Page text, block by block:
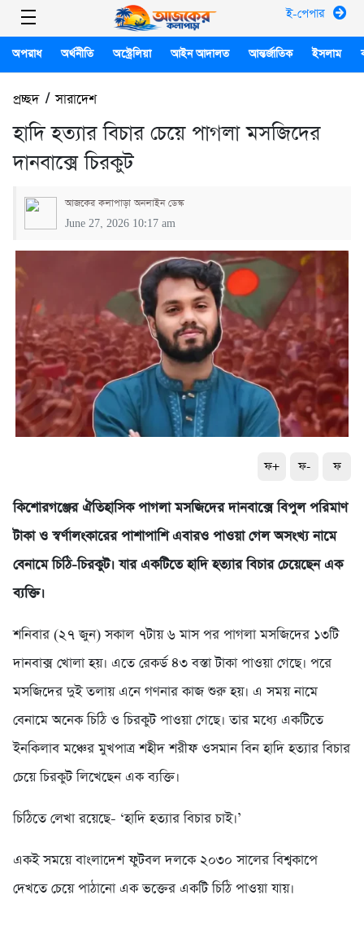
ই-পেপার
অপরাধ অর্থনীতি অস্ট্রেলিয়া আইন আদালত আন্তর্জাতিক ইসলাম
প্রচ্ছদ/সারাদেশ
হাদি হত্যার বিচার চেয়ে পাগলা মসজিদের
দানবাক্সে চিরকুট
আজকের কলাপাড়া অনলাইন ডেস্ক
June 27, 2026 10:17 am
ফ+ ফ- ফ
কিশোরগঞ্জের ঐতিহাসিক পাগলা মসজিদের দানবাক্সে বিপুল পরিমাণ
টাকা ও স্বর্ণালংকারের পাশাপাশি এবারও পাওয়া গেল অসংখ্য নামে
বেনামে চিঠি-চিরকুট। যার একটিতে হাদি হত্যার বিচার চেয়েছেন এক
ব্যক্তি।
শনিবার (২৭ জুন) সকাল ৭টায় ৬ মাস পর পাগলা মসজিদের ১৩টি
দানবাক্স খোলা হয়। এতে রেকর্ড ৪৩ বস্তা টাকা পাওয়া গেছে। পরে
মসজিদের দুই তলায় এনে গণনার কাজ শুরু হয়। এ সময় নামে
বেনামে অনেক চিঠি ও চিরকুট পাওয়া গেছে। তার মধ্যে একটিতে
ইনকিলাব মঞ্চের মুখপাত্র শহীদ শরীফ ওসমান বিন হাদি হত্যার বিচার
চেয়ে চিরকুট লিখেছেন এক ব্যক্তি।
চিঠিতে লেখা রয়েছে- ‘হাদি হত্যার বিচার চাই।’
একই সময়ে বাংলাদেশ ফুটবল দলকে ২০৩০ সালের বিশ্বকাপে
দেখতে চেয়ে পাঠানো এক ভক্তের একটি চিঠি পাওয়া যায়।